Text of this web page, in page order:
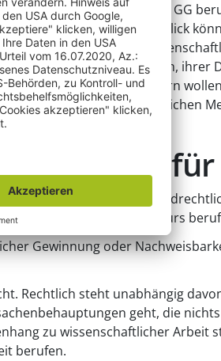
nach Art. 5 Abs. 3 GG
tätig ist. Auf den ersten Blick
„die auf
Suche nach Erkenntnissen, ihrer
als solchem an, sondern
seiner wissenschaftlichen
geht, ist ein Forscher
im öffentlichen Diskurs
Gewinnung oder
Rechtlich steht unabhängig
geht, die
zu wissenschaftlicher Arbeit
berufen.